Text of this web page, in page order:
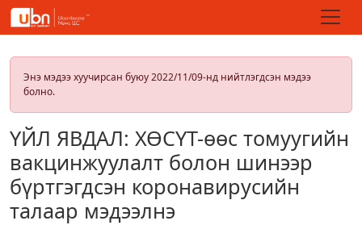
Энэ мэдээ хуучирсан буюу 2022/11/09-нд нийтлэгдсэн мэдээ
болно.
ҮЙЛ ЯВДАЛ: ХӨСҮТ-өөс томуугийн
вакцинжуулалт болон шинээр
бүртгэгдсэн коронавирусийн
талаар мэдээлнэ